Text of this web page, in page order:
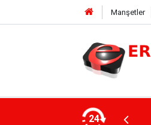
Manşetler
24